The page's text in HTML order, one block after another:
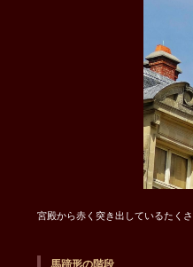
宮殿から赤く突き出しているたく
馬蹄形の階段